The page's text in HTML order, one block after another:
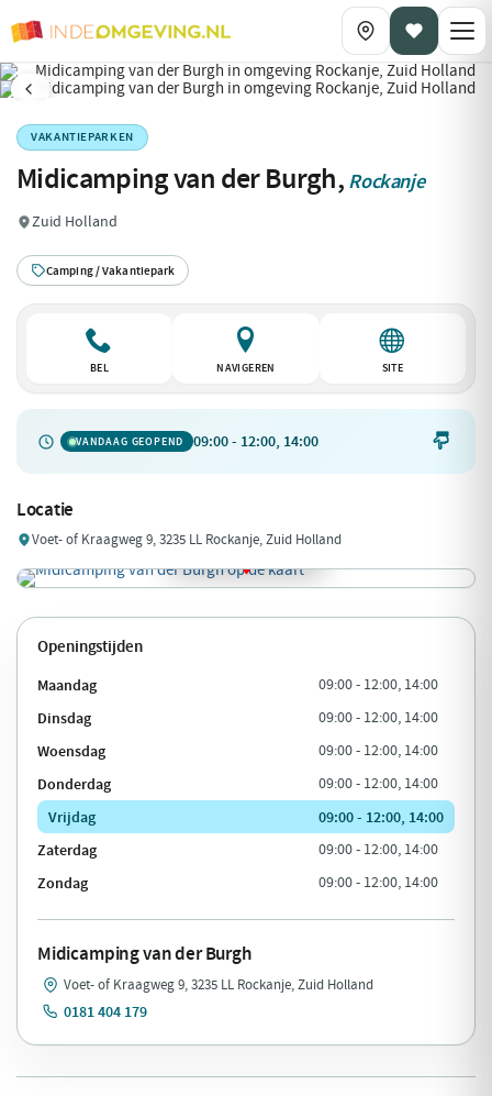
VAKANTIEPARKEN
Midicamping van der Burgh, Rockanje
Zuid Holland
Camping / Vakantiepark
BEL NAVIGEREN SITE
VANDAAG GEOPEND 09:00 - 12:00, 14:00 
Locatie
Voet- of Kraagweg 9, 3235 LL Rockanje, Zuid Holland
Openingstijden
Maandag 09:00 - 12:00, 14:00
Dinsdag 09:00 - 12:00, 14:00
Woensdag 09:00 - 12:00, 14:00
Donderdag 09:00 - 12:00, 14:00
Vrijdag
09:00 - 12:00, 14:00
Zaterdag
09:00 - 12:00, 14:00
Zondag 09:00 - 12:00, 14:00
Midicamping van der Burgh
Voet- of Kraagweg 9, 3235 LL Rockanje, Zuid Holland
0181 404 179